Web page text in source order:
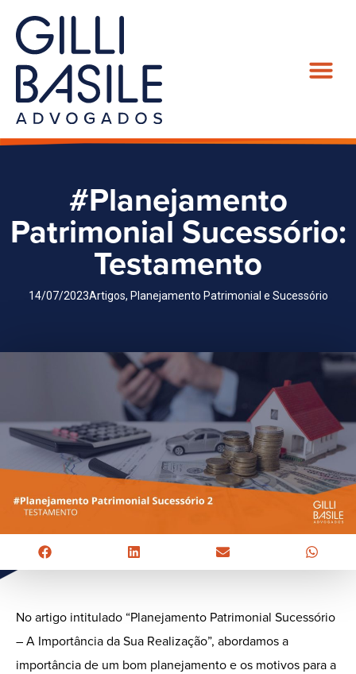
#Planejamento
Patrimonial Sucessório:
Testamento
14/07/2023Artigos, Planejamento Patrimonial e Sucessório
No artigo intitulado “Planejamento Patrimonial Sucessório
– A Importância da Sua Realização”, abordamos a
importância de um bom planejamento e os motivos para a